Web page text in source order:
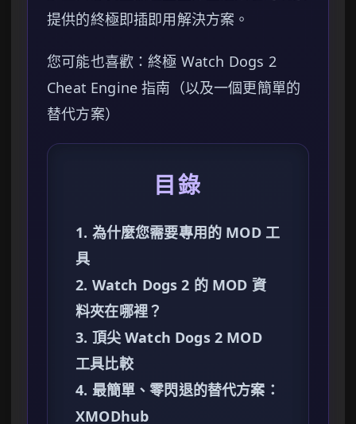
提供的終極即插即用解決方案。
您可能也喜歡：終極 Watch Dogs 2
Cheat Engine 指南（以及一個更簡單的
替代方案）
目錄
1. 為什麼您需要專用的 MOD 工
具
2. Watch Dogs 2 的 MOD 資
料夾在哪裡？
3. 頂尖 Watch Dogs 2 MOD
工具比較
4. 最簡單、零閃退的替代方案：
XMODhub